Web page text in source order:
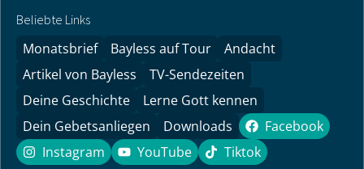
Beliebte Links
Monatsbrief Bayless auf Tour
Andacht
Artikel von Bayless
TV-Sendezeiten
Deine Geschichte
Lerne Gott kennen
Dein Gebetsanliegen
Downloads Facebook
Facebook
Instagram
Instagram YouTube
YouTube Tiktok
Tiktok